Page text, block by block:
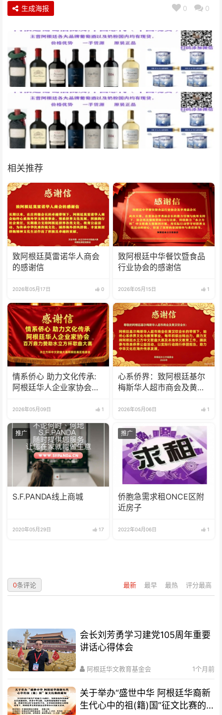
0 0
生成海报
相关推荐
致阿根廷莫雷诺华人商会
的感谢信
2026年05月17日 0
致阿根廷中华餐饮暨食品
行业协会的感谢信
2026年05月15日 1
情系侨心 助力文化传承:
阿根廷华人企业家协会百
歌曲大赛
2026年05月09日 1
心系侨界​：致阿根廷基尔
梅斯华人超市商会及黄汉
2026年05月06日 1
推广
S.F.PANDA线上商城
2020年05月29日 17
推广
侨胞急需求租ONCE区附
近房子
2022年04月06日 1
最新 最早 最热 评分最高
0条评论
会长刘芳勇学习建党105周年重要
讲话心得体会
阿根廷华文教育基金会 1个月前
关于举办“盛世中华 阿根廷华裔新
生代心中的祖(籍)国”征文比赛的